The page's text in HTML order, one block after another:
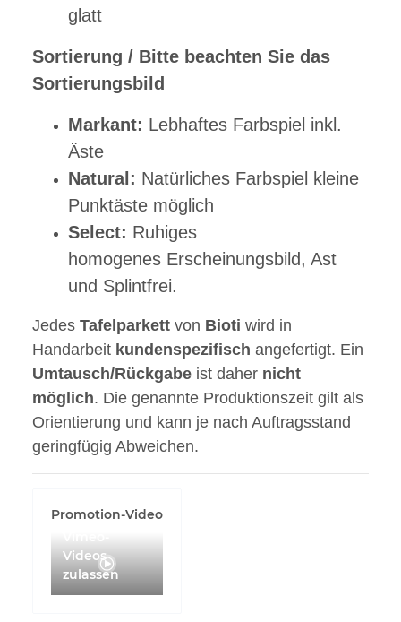
glatt
Sortierung / Bitte beachten Sie das
Sortierungsbild
Markant: Lebhaftes Farbspiel inkl.
Äste
Natural: Natürliches Farbspiel kleine
Punktäste möglich
Select: Ruhiges
homogenes Erscheinungsbild, Ast
und Splintfrei.
Jedes Tafelparkett von Bioti wird in
Handarbeit kundenspezifisch angefertigt. Ein
Umtausch/Rückgabe ist daher nicht
möglich. Die genannte Produktionszeit gilt als
Orientierung und kann je nach Auftragsstand
geringfügig Abweichen.
Promotion-Video
Videos
zulassen